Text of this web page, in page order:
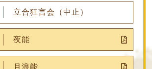
立合狂言会（中止）
夜能
月浪能